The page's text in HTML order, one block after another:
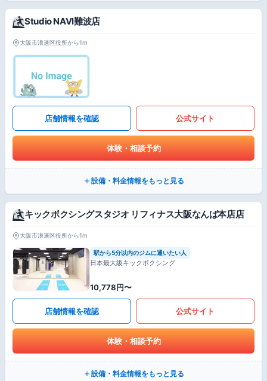
Studio NAVI難波店
大阪市浪速区役所から1m
店舗情報を確認 公式サイト
体験・相談予約
設備・料金情報をもっと見る
キックボクシングスタジオ リフィナス大阪なんば本店店
大阪市浪速区役所から1m
駅から5分以内のジムに通いたい人
日本最大級キックボクシング
10,778円〜
店舗情報を確認 公式サイト
体験・相談予約
設備・料金情報をもっと見る